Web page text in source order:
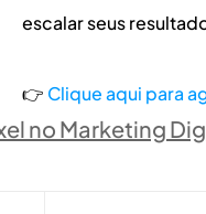
escalar seus
👉 Clique aqui para
no Marketing